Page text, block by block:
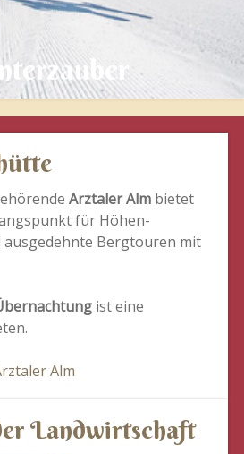
Arztaler Almbietet
für Höhen-
Bergtouren mit
ist eine
Alm
Landwirtschaft